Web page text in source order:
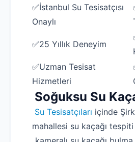
✅İstanbul Su Tesisatçısı
Onaylı
✅25 Yıllık Deneyim
✅Uzman Tesisat
Hizmetleri
Soğuksu Su
Su Tesisatçıları içinde
mahallesi su kaçağı